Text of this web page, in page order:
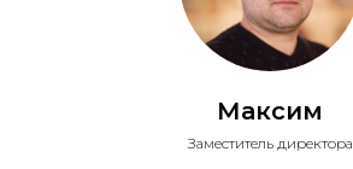
Максим
Заместитель директора